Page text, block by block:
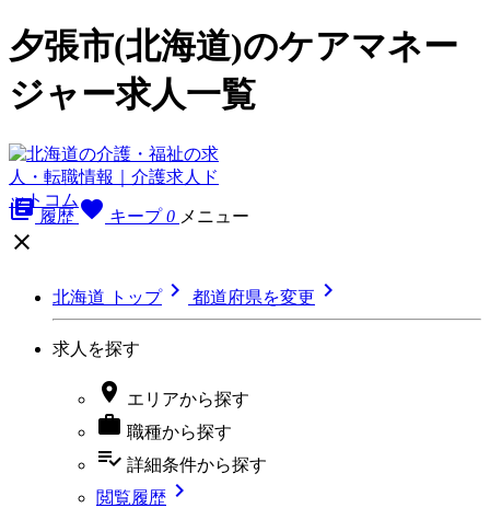
夕張市(北海道)のケアマネー
ジャー求人一覧
library_books 履歴 favorite キープ 0 メニュー

北海道 トップ 都道府県を変更 
求人を探す
 エリアから探す
 職種から探す
playlist_add_check 詳細条件から探す
閲覧履歴 